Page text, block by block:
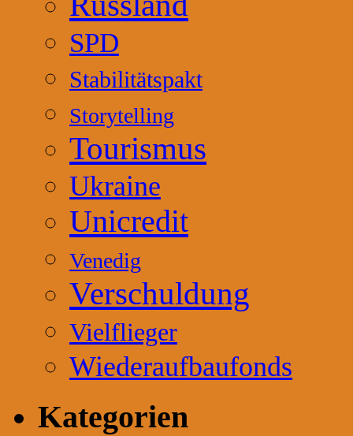
SPD
Stabilitätspakt
Storytelling
Tourismus
Ukraine
Unicredit
Venedig
Verschuldung
Vielflieger
Wiederaufbaufonds
Kategorien